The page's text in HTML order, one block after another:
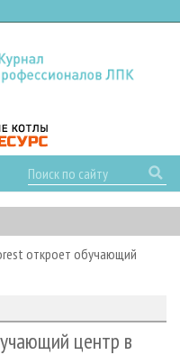
откроет обучающий
центр в